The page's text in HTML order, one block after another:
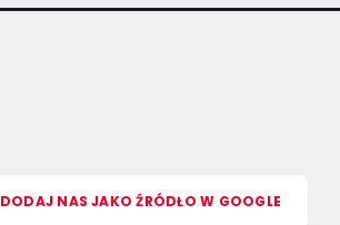
DODAJ NAS JAKO ŹRÓDŁO W GOOGLE